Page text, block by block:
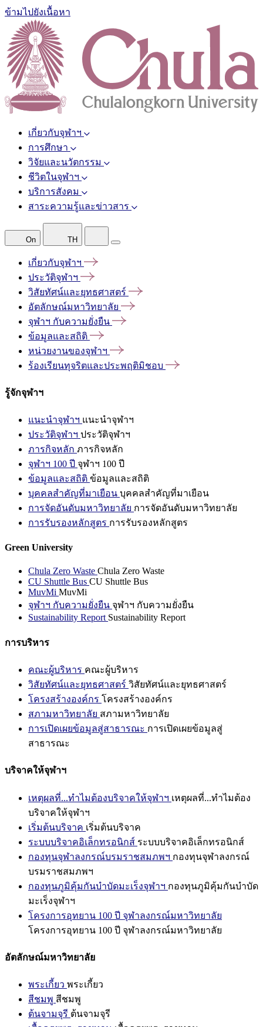
ข้ามไปยังเนื้อหา
เกี่ยวกับจุฬาฯ
การศึกษา
วิจัยและนวัตกรรม
ชีวิตในจุฬาฯ
บริการสังคม
สาระความรู้และข่าวสาร
On TH
เกี่ยวกับจุฬาฯ
ประวัติจุฬาฯ
วิสัยทัศน์และยุทธศาสตร์
อัตลักษณ์มหาวิทยาลัย
จุฬาฯ กับความยั่งยืน
ข้อมูลและสถิติ
หน่วยงานของจุฬาฯ
ร้องเรียนทุจริตและประพฤติมิชอบ
รู้จักจุฬาฯ
แนะนำจุฬาฯ แนะนำจุฬาฯ
ประวัติจุฬาฯ ประวัติจุฬาฯ
ภารกิจหลัก ภารกิจหลัก
จุฬาฯ 100 ปี จุฬาฯ 100 ปี
ข้อมูลและสถิติ ข้อมูลและสถิติ
บุคคลสำคัญที่มาเยือน บุคคลสำคัญที่มาเยือน
การจัดอันดับมหาวิทยาลัย การจัดอันดับมหาวิทยาลัย
การรับรองหลักสูตร การรับรองหลักสูตร
Green University
Chula Zero Waste Chula Zero Waste
CU Shuttle Bus CU Shuttle Bus
MuvMi MuvMi
จุฬาฯ กับความยั่งยืน จุฬาฯ กับความยั่งยืน
Sustainability Report Sustainability Report
การบริหาร
คณะผู้บริหาร คณะผู้บริหาร
วิสัยทัศน์และยุทธศาสตร์ วิสัยทัศน์และยุทธศาสตร์
โครงสร้างองค์กร โครงสร้างองค์กร
สภามหาวิทยาลัย สภามหาวิทยาลัย
การเปิดเผยข้อมูลสู่สาธารณะ การเปิดเผยข้อมูลสู่
สาธารณะ
บริจาคให้จุฬาฯ
เหตุผลที่...ทำไมต้องบริจาคให้จุฬาฯ เหตุผลที่...ทำไมต้อง
บริจาคให้จุฬาฯ
เริ่มต้นบริจาค เริ่มต้นบริจาค
ระบบบริจาคอิเล็กทรอนิกส์ ระบบบริจาคอิเล็กทรอนิกส์
กองทุนจุฬาลงกรณ์บรมราชสมภพฯ กองทุนจุฬาลงกรณ์
บรมราชสมภพฯ
กองทุนภูมิคุ้มกันบำบัดมะเร็งจุฬาฯ กองทุนภูมิคุ้มกันบำบัด
มะเร็งจุฬาฯ
โครงการอุทยาน 100 ปี จุฬาลงกรณ์มหาวิทยาลัย
โครงการอุทยาน 100 ปี จุฬาลงกรณ์มหาวิทยาลัย
อัตลักษณ์มหาวิทยาลัย
พระเกี้ยว พระเกี้ยว
สีชมพู สีชมพู
ต้นจามจุรี ต้นจามจุรี